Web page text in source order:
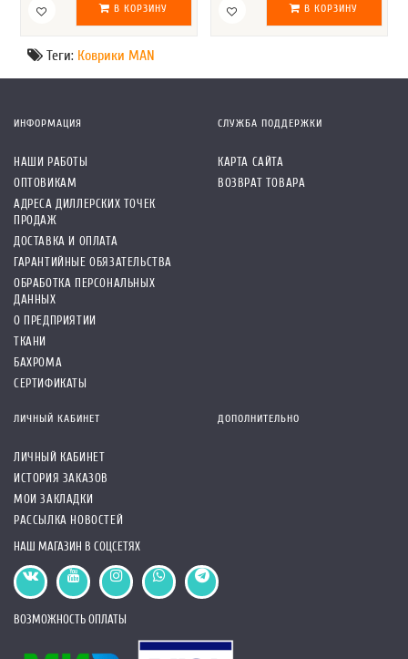
В КОРЗИНУ В КОРЗИНУ
Теги: Коврики MAN
ИНФОРМАЦИЯ
НАШИ РАБОТЫ
ОПТОВИКАМ
АДРЕСА ДИЛЛЕРСКИХ ТОЧЕК
ПРОДАЖ
ДОСТАВКА И ОПЛАТА
ГАРАНТИЙНЫЕ ОБЯЗАТЕЛЬСТВА
ОБРАБОТКА ПЕРСОНАЛЬНЫХ
ДАННЫХ
О ПРЕДПРИЯТИИ
ТКАНИ
БАХРОМА
СЕРТИФИКАТЫ
СЛУЖБА ПОДДЕРЖКИ
КАРТА САЙТА
ВОЗВРАТ ТОВАРА
ЛИЧНЫЙ КАБИНЕТ
ЛИЧНЫЙ КАБИНЕТ
ИСТОРИЯ ЗАКАЗОВ
МОИ ЗАКЛАДКИ
РАССЫЛКА НОВОСТЕЙ
ДОПОЛНИТЕЛЬНО
НАШ МАГАЗИН В СОЦСЕТЯХ
ВОЗМОЖНОСТЬ ОПЛАТЫ